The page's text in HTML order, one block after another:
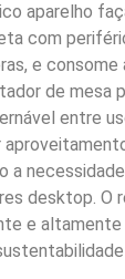
aparelho
com
e consome
de mesa
entre
a
desktop. O
e